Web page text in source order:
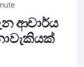
ආචාර්ය